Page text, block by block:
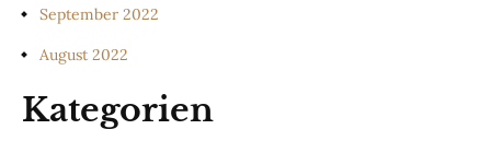
September 2022
August 2022
Kategorien